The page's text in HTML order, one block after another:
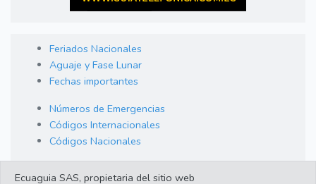
Feriados Nacionales
Aguaje y Fase Lunar
Fechas importantes
Números de Emergencias
Códigos Internacionales
Códigos Nacionales
Ecuaguia SAS, propietaria del sitio web